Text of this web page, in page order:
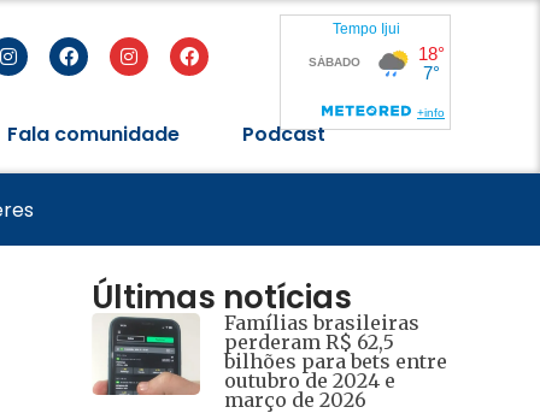
Fala comunidade Podcast
2026
Últimas notícias
Famílias brasileiras
perderam R$ 62,5
bilhões para bets entre
outubro de 2024 e
março de 2026